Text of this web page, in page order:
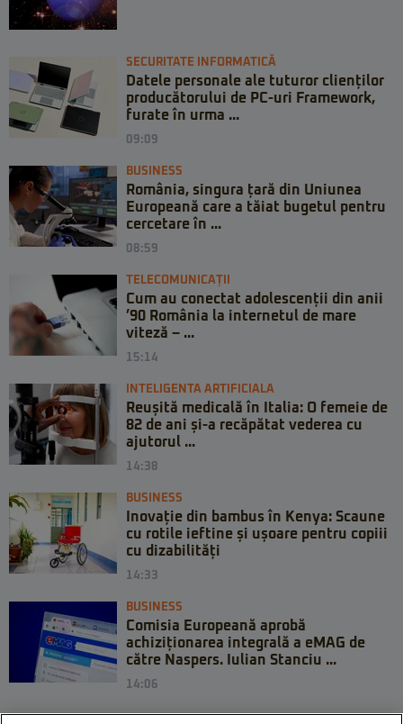
SECURITATE INFORMATICĂ
Datele personale ale tuturor clienților
producătorului de PC-uri Framework,
furate în urma ...
09:09
BUSINESS
România, singura țară din Uniunea
Europeană care a tăiat bugetul pentru
cercetare în ...
08:59
TELECOMUNICAȚII
Cum au conectat adolescenții din anii
’90 România la internetul de mare
viteză – ...
15:14
INTELIGENTA ARTIFICIALA
Reușită medicală în Italia: O femeie de
82 de ani și-a recăpătat vederea cu
ajutorul ...
14:38
BUSINESS
Inovație din bambus în Kenya: Scaune
cu rotile ieftine și ușoare pentru copiii
cu dizabilități
14:33
BUSINESS
Comisia Europeană aprobă
achiziționarea integrală a eMAG de
către Naspers. Iulian Stanciu ...
14:06